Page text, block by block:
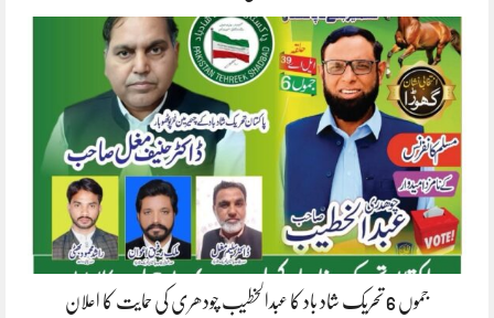
جموں 6 تحریک شاد باد کا عبدالخطیب چودھری کی حمایت کا اعلان